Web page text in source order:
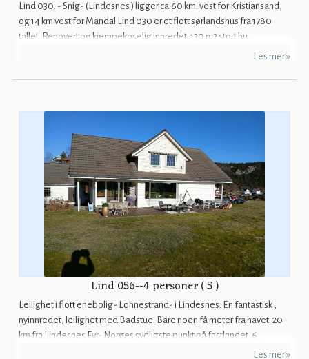
Lind 030. - Snig- (Lindesnes ) ligger ca.60 km. vest for Kristiansand,
og 14 km vest for Mandal Lind 030 er et flott sørlandshus fra 1780
tallet. Renovert og kjempekoselig innredet. 130 m2 stort hu...
Les mer »
Lind 056--4 personer ( 5 )
Leilighet i flott enebolig- Lohnestrand- i Lindesnes. En fantastisk ,
nyinnredet, leilighet med Badstue. Bare noen få meter fra havet. 20
km fra Lindesnes Fyr- Norges sydligste punkt på fastlandet. 6...
Les mer »